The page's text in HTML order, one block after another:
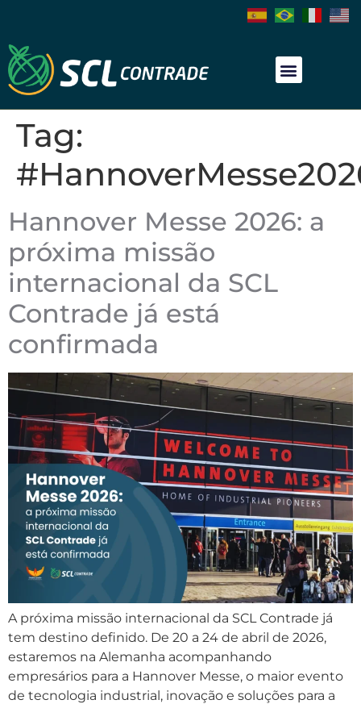
Tag:
Hannover Messe 2026: a
próxima missão
internacional da SCL
Contrade já está
confirmada
A próxima missão internacional da SCL Contrade já
tem destino definido. De 20 a 24 de abril de 2026,
estaremos na Alemanha acompanhando
empresários para a Hannover Messe, o maior evento
de tecnologia industrial, inovação e soluções para a